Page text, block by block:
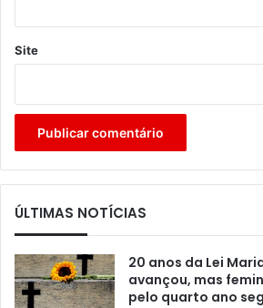
Site
ÚLTIMAS NOTÍCIAS
20 anos da Lei
avançou, mas
pelo quarto ano